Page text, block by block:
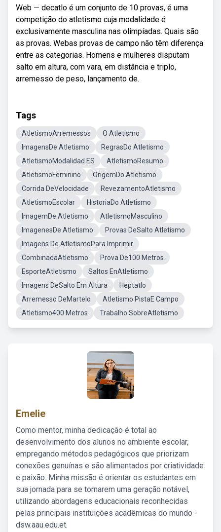
Web — decatlo é um conjunto de 10 provas, é uma
competição do atletismo cuja modalidade é
exclusivamente masculina nas olimpíadas. Quais são
as provas. Webas provas de campo não têm diferença
entre as categorias. Homens e mulheres disputam
salto em altura, com vara, em distância e triplo,
arremesso de peso, lançamento de.
Tags
AtletismoArremessos
O Atletismo
ImagensDe Atletismo
RegrasDo Atletismo
AtletismoModalidad ES
AtletismoResumo
AtletismoFeminino
OrigemDo Atletismo
Corrida DeVelocidade
RevezamentoAtletismo
AtletismoEscolar
HistoriaDo Atletismo
ImagemDe Atletismo
AtletismoMasculino
ImagenesDe Atletismo
Provas DeSalto Atletismo
Imagens De AtletismoPara Imprimir
CombinadaAtletismo
Prova De100 Metros
EsporteAtletismo
Saltos EnAtletismo
Imagens DeSalto Em Altura
Heptatlo
Arremesso DeMartelo
Atletismo PistaE Campo
Atletismo400 Metros
Trabalho SobreAtletismo
Emelie
Como mentor, minha dedicação é total ao
desenvolvimento dos alunos no ambiente escolar,
empregando métodos pedagógicos que priorizam
conexões genuínas e são alimentados por criatividade
e paixão. Minha missão é orientar os estudantes em
sua jornada para se tornarem uma geração notável,
utilizando abordagens educacionais reconhecidas
pelas principais instituições acadêmicas do mundo -
dsw.aau.edu.et.